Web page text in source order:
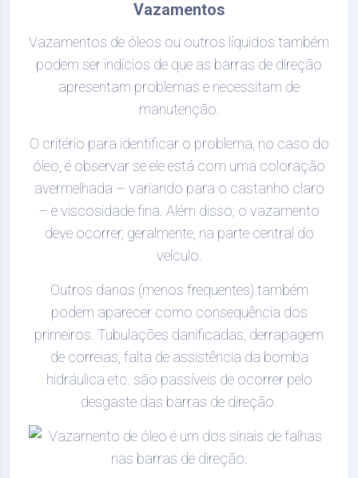
Vazamentos
Vazamentos de óleos ou outros líquidos também
podem ser indícios de que as barras de direção
apresentam problemas e necessitam de
manutenção.
O critério para identificar o problema, no caso do
óleo, é observar se ele está com uma coloração
avermelhada – variando para o castanho claro
– e viscosidade fina. Além disso, o vazamento
deve ocorrer, geralmente, na parte central do
veículo.
Outros danos (menos frequentes) também
podem aparecer como consequência dos
primeiros. Tubulações danificadas, derrapagem
de correias, falta de assistência da bomba
hidráulica etc. são passíveis de ocorrer pelo
desgaste das barras de direção.